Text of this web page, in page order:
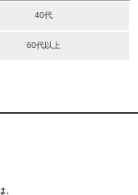
40代
60代以上
、